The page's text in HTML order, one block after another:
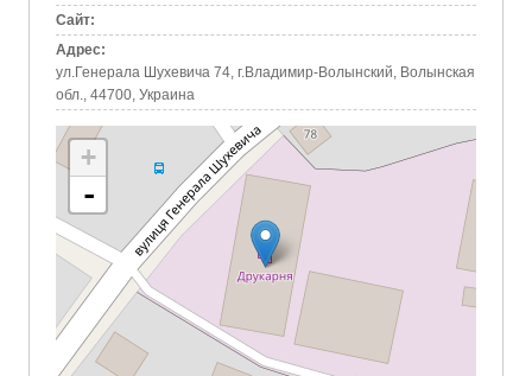
Сайт:
Адрес:
ул.Генерала Шухевича 74, г.Владимир-Волынский, Волынская
обл., 44700, Украина
+
-